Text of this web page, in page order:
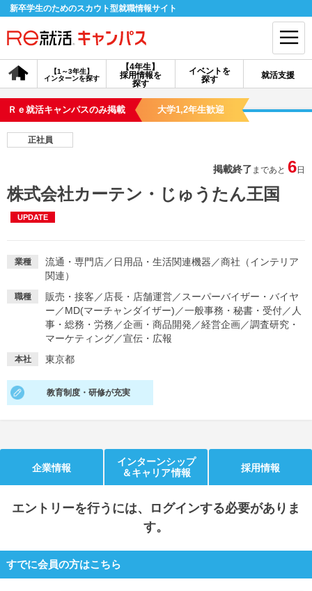
新卒学生のためのスカウト型就職情報サイト
【4年生】
採用情報を
探す
【1～3年生】
インターンを探す
イベントを
探す
就活支援
会員登録 ログイン
会員ID・パスワードを忘れた方はこちら
探す
【4年生】
【4年生】
【1～3年生】
イベントを探す スカウト
就活ノウハウ・サポート
就活支援
就活ノウハウが満載！
適職診断
就活時事ニュースを更新 不明点があればこちら
Ｒｅ就活キャンパスのみ掲載 大学1,2年生歓迎
正社員
掲載終了 まであと 6日
株式会社カーテン・じゅうたん王国
UPDATE
業種 流通・専門店／ 日用品・生活関連機器 ／商社（インテリア
関連）
職種 販売・接客 ／ 店長・店舗運営／ スーパーバイザー・バイヤ
ー ／MD(マーチャンダイザー) ／一般事務・秘書・受付／ 人
事・総務・労務 ／企画・商品開発 ／経営企画／調査研究・
マーケティング／宣伝・広報
本社 東京都
教育制度・研修が充実
企業情報
インターンシップ
＆キャリア情報
採用情報
エントリーを行うには、ログインする必要がありま
す。
すでに会員の方はこちら